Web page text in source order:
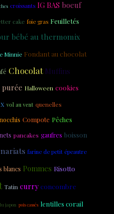
croissants IG BAS boeuf
cake foie gras Feuilletés
bébé au thermomix
Minnie Fondant au chocolat
Chocolat Muffins
purée Halloween cookies
vol au vent quenelles
Compote Pêches
pancakes gaufres boisson
farine de petit épeautre
blancs Pommes Risotto
Tatin curry concombre
japon pois cassés lentilles corail